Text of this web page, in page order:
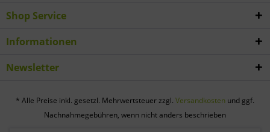
Shop Service
Informationen
Newsletter
* Alle Preise inkl. gesetzl. Mehrwertsteuer zzgl. Versandkosten und ggf.
Nachnahmegebühren, wenn nicht anders beschrieben